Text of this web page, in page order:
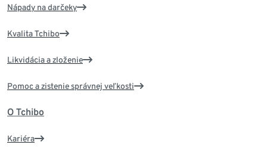
Nápady na darčeky
Kvalita Tchibo
Likvidácia a zloženie
Pomoc a zistenie správnej veľkosti
O Tchibo
Kariéra